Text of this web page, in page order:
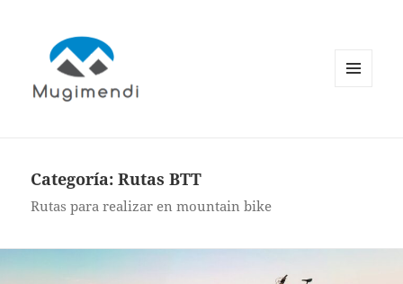
Categoría:Rutas BTT
Rutas para realizar en mountain bike